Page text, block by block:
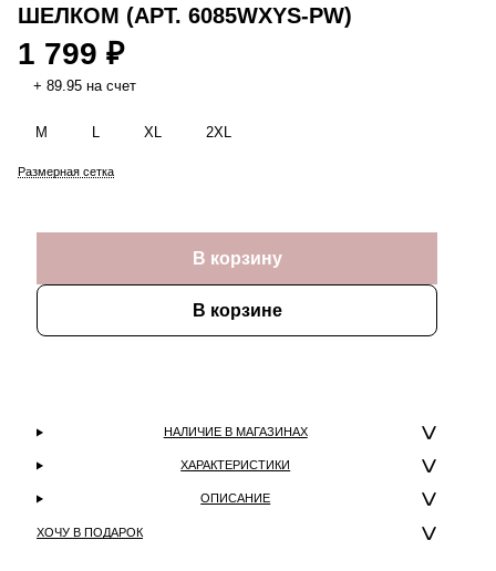
ШЕЛКОМ (АРТ. 6085WXYS-PW)
1 799 ₽
+ 89.95 на счет
M L XL 2XL
Размерная сетка
В корзину
В корзине
НАЛИЧИЕ В МАГАЗИНАХ
ХАРАКТЕРИСТИКИ
ОПИСАНИЕ
ХОЧУ В ПОДАРОК